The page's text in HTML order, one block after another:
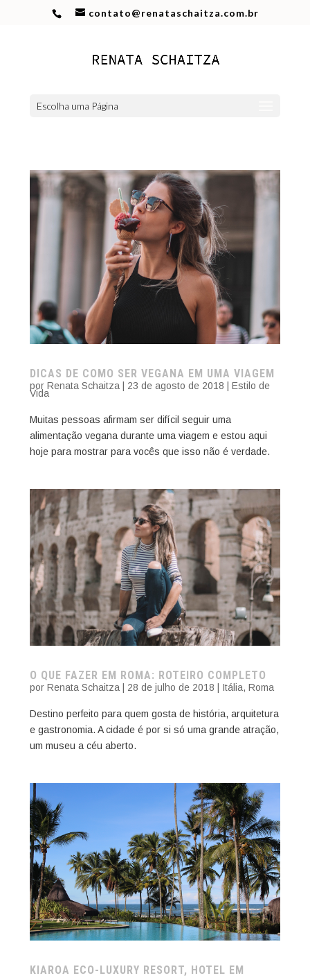
contato@renataschaitza.com.br
Escolha uma Página
DICAS DE COMO SER VEGANA EM UMA VIAGEM
por Renata Schaitza| 23 de agosto de 2018 Estilo de
Vida
Muitas pessoas afirmam ser difícil seguir uma
alimentação vegana durante uma viagem e estou aqui
hoje para mostrar para vocês que isso não é verdade.
O QUE FAZER EM ROMA: ROTEIRO COMPLETO
por Renata Schaitza| 28 de julho de 2018 Itália, Roma
Destino perfeito para quem gosta de história, arquitetura
e gastronomia. A cidade é por si só uma grande atração,
um museu a céu aberto.
KIAROA ECO-LUXURY RESORT, HOTEL EM